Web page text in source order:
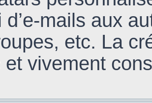
d’e-mails aux
etc. La
et vivement